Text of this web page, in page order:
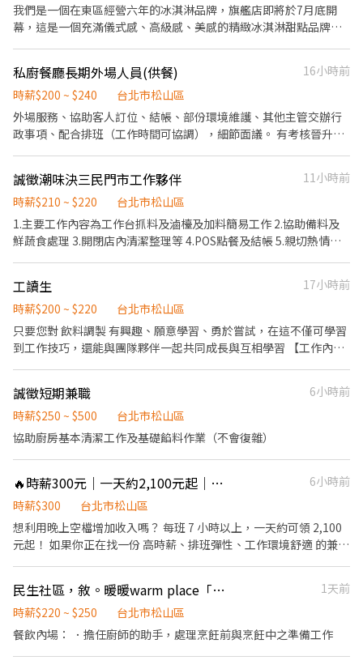
】📍 7/1 隆重登場！ ​早班：09:30 - 13:30 ​中班：13:30 - 18:30 ​晚
班：18:30 - 22:30 ​【 永康店 】&【 信義店 】 ​午間餐期：10:00 -
14:00 / 10:00 - 17:00 ​晚間餐期：16:45 - 20:30 ​長期兼職標準： 1. 基
本配合 6 個月以上。 2. 每月配合總工時 80 小時以上。 ​💰 薪資與福
利 ​時薪： 依勞基法規定起薪，依能力及時數調整。 ​晉升機制： 晉
升為訓練員最高可達 240元/小時！ ​安心保障： 依法投保、免費年度
健康檢查（我們比你更在意你的健康）。 ​專屬福利： 質感員工制
服、員工餐、團體保險、不定期員工聚餐。 ​📩 加入我們 ​如果你對環
境有堅持，或想體驗新型態的餐飲工作，歡迎跟我們聊聊！
和備料。 🌟員工福利： 🥩免費供應員工餐、🥤泰奶無限♾️、勞保、
健保、勞退金、彈性休假⛱️ 🌟前3天時薪$196，若表現優秀迅速上
$210起。 🌟給班時間可以彈性。 🌟若不滿一個月離職，則薪水需於
每個月10號（遇假日延後至上班日）自行到店領現，謝謝🙏 👏🏽歡
迎加入我們泰國🇹🇭狂熱者的大家庭👊❤️
我們是一個在東區經營六年的冰淇淋品牌，旗艦店即將於7月底開
幕，這是一個充滿儀式感、高級感、美感的精緻冰淇淋甜點品牌，
確SOP，無經驗可 3. 工作氣氛：團隊單純，正面鼓舞士氣，非傳統
高壓環境 門市人員的職務如下： 1. 向顧客介紹特色水果冰淇淋與甜
點 2. 支援廚務及甜點最後出餐流程 3. 提供桌邊服務與甜點體驗 4. 提
供高品質接待體驗 5. 與顧客建立與維繫良好關係 6. 維持店內整潔與
私廚餐廳長期外場人員(供餐)
16小時前
時薪$200 ~ $240
台北市松山區
外場服務、協助客人訂位、結帳、部份環境維護、其他主管交辦行
政事項、配合排班（工作時間可協調），細節面議。 有考核晉升制
識、餐飲其他相關訓練）、用餐員工價、客人小費、不定時的海鮮
美食 電話聯繫可以打0227189319店裡電話約面試
誠徵潮味決三民門市工作夥伴
11小時前
時薪$210 ~ $220
台北市松山區
1.主要工作內容為工作台抓料及滷檯及加料簡易工作 2.協助備料及
鮮蔬食處理 3.開閉店內清潔整理等 4.POS點餐及結帳 5.親切熱情的
工讀生
17小時前
時薪$200 ~ $220
台北市松山區
只要您對 飲料調製 有興趣、願意學習、勇於嘗試，在這不僅可學習
到工作技巧，還能與團隊夥伴一起共同成長與互相學習 【工作內
有責任感、適應力強、抗壓性佳。 6. 可外送服務佳。 7. 超彈性排班
(無經驗可)。 階段性熟悉工作內容 依據每階段考核 再 調薪 歡迎企
業實習生，意者電洽或可直接投履歷 目前籌備分店中~可轉正！
誠徵短期兼職
6小時前
時薪$250 ~ $500
台北市松山區
協助廚房基本清潔工作及基礎餡料作業（不會復雜）
🔥時薪300元｜一天約2,100元起｜晚班兼職｜學生打工｜可單日支援
6小時前
時薪$300
台北市松山區
想利用晚上空檔增加收入嗎？ 每班 7 小時以上，一天約可領 2,100
元起！ 如果你正在找一份 高時薪、排班彈性、工作環境舒適 的兼職
資訊 📍 工作地點｜ 台北市松山區（近南京復興捷運站） 🕘 工作時
間｜ 晚班（可單日支援／彈性排班） 💰 薪資待遇｜ 時薪300元（每
班7小時以上，一天約2,100元起） 工作內容 ✔ 接待及引導客人入座
民生社區，敘。暖暖warm place「內場」計時人員
1天前
時薪$220 ~ $250
台北市松山區
餐飲內場： ．擔任廚師的助手，處理烹飪前與烹飪中之準備工作